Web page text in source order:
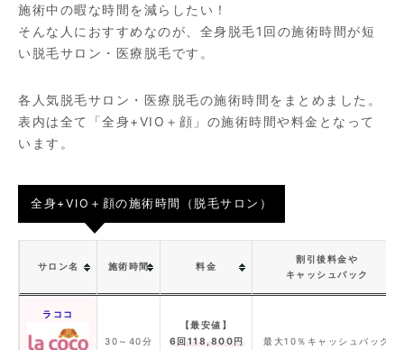
施術中の暇な時間を減らしたい！
そんな人におすすめなのが、全身脱毛1回の施術時間が短
い脱毛サロン・医療脱毛です。
各人気脱毛サロン・医療脱毛の施術時間をまとめました。
表内は全て「全身+VIO＋顔」の施術時間や料金となって
います。
全身+VIO＋顔の施術時間（脱毛サロン）
サロン名 施術時間 料金
割引後料金や
キャッシュバック
ラココ
30～40分
【最安値】
6回118,800円
最大10％キャッシュバック